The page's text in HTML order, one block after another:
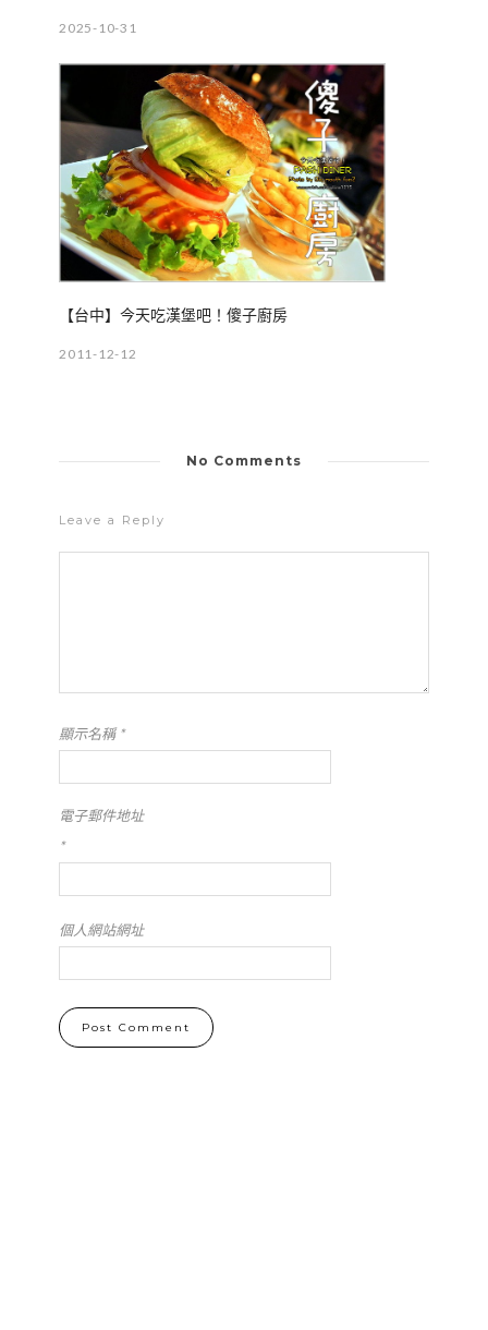
2025-10-31
【台中】今天吃漢堡吧！傻子廚房
2011-12-12
No Comments
Leave a Reply
顯示名稱*
電子郵件地址
*
個人網站網址